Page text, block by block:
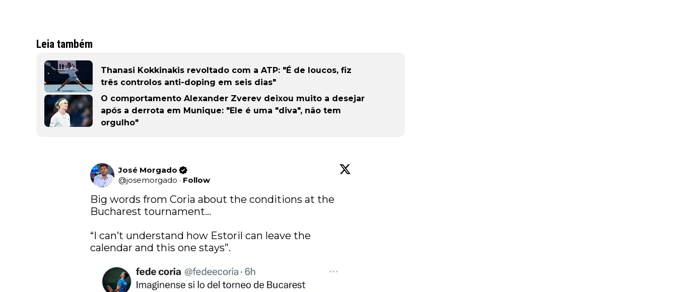
Leia também
Thanasi Kokkinakis revoltado com a ATP: "É de loucos, fiz
três controlos anti-doping em seis dias"
O comportamento Alexander Zverev deixou muito a desejar
após a derrota em Munique: "Ele é uma "diva", não tem
orgulho"
José Morgado
@josemorgado · Follow
Big words from Coria about the conditions at the
Bucharest tournament…
“I can’t understand how Estoril can leave the
calendar and this one stays”.